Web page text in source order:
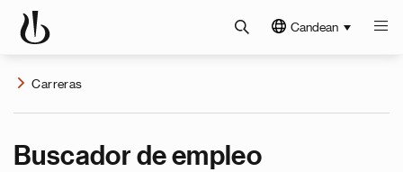
Candean
Carreras
Buscador de empleo